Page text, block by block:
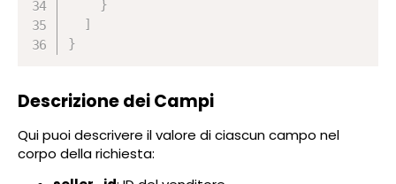
}
]
}
Descrizione dei Campi
Qui puoi descrivere il valore di ciascun campo nel
corpo della richiesta: